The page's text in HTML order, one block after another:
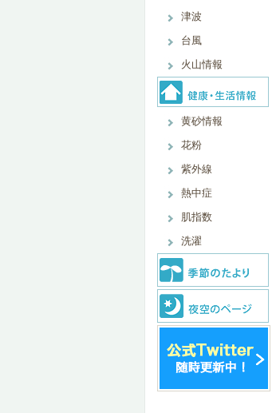
津波
台風
火山情報
黄砂情報
花粉
紫外線
熱中症
肌指数
洗濯